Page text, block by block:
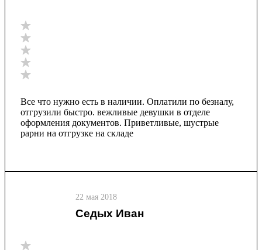
Все что нужно есть в наличии. Оплатили по безналу,
отгрузили быстро. вежливые девушки в отделе
оформления документов. Приветливые, шустрые
рарни на отгрузке на складе
22 мая 2018
Седых Иван